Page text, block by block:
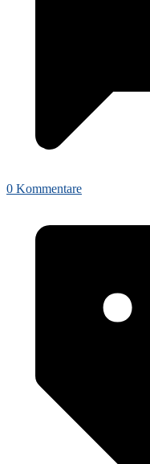
0 Kommentare